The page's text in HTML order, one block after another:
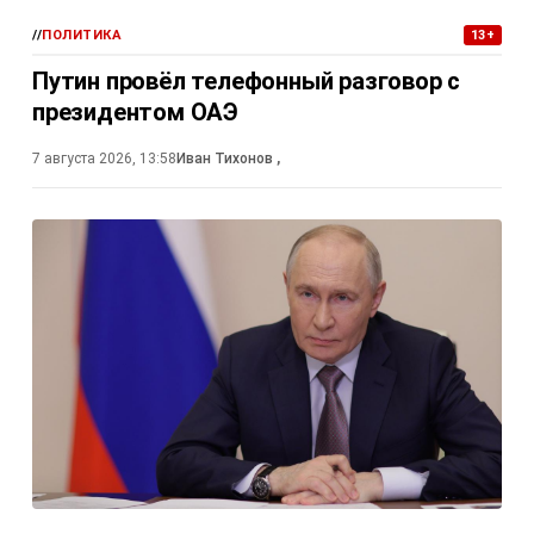
//ПОЛИТИКА 13+
Путин провёл телефонный разговор с
президентом ОАЭ
7 августа 2026, 13:58Иван Тихонов ,